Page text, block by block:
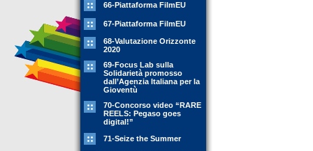
66-Piattaforma FilmEU
67-Piattaforma FilmEU
68-Valutazione Orizzonte
2020
69-Focus Lab sulla
Solidarietà promosso
dall’Agenzia Italiana per la
Gioventù
70-Concorso video “RARE
REELS: Pegaso goes
digital!”
71-Seize the Summer